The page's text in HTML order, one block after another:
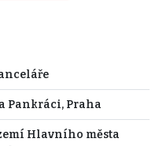
Pankráci, Praha
Hlavního města